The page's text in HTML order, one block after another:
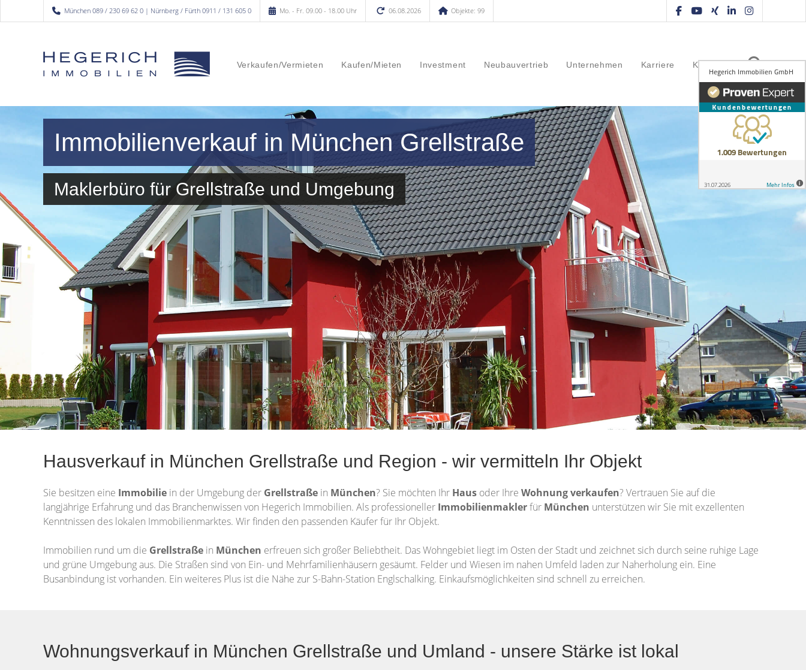
München 089 / 230 69 62 0 | Nürnberg / Fürth 0911 / 131 605 0 Mo. - Fr. 09.00 - 18.00 Uhr 06.08.2026 Objekte: 99
Verkaufen/Vermieten Kaufen/Mieten Investment Neubauvertrieb Unternehmen Karriere Kontakt
Immobilienverkauf in München Grellstraße
Maklerbüro für Grellstraße und Umgebung
Hausverkauf in München Grellstraße und Region - wir vermitteln Ihr Objekt
Sie besitzen eine Immobilie in der Umgebung der Grellstraße in München? Sie möchten Ihr Haus oder Ihre Wohnungverkaufen? Vertrauen Sie auf die
langjährige Erfahrung und das Branchenwissen von Hegerich Immobilien. Als professioneller Immobilienmaklerfür München unterstützen wir Sie mit exzellenten
Kenntnissen des lokalen Immobilienmarktes. Wir finden den passenden Käufer für Ihr Objekt.
Immobilien rund um die Grellstraße in München erfreuen sich großer Beliebtheit. Das Wohngebiet liegt im Osten der Stadt und zeichnet sich durch seine ruhige Lage
und grüne Umgebung aus. Die Straßen sind von Ein- und Mehrfamilienhäusern gesäumt. Felder und Wiesen im nahen Umfeld laden zur Naherholung ein. Eine
Busanbindung ist vorhanden. Ein weiteres Plus ist die Nähe zur S-Bahn-Station Englschalking. Einkaufsmöglichkeiten sind schnell zu erreichen.
Wohnungsverkauf in München Grellstraße und Umland - unsere Stärke ist lokal